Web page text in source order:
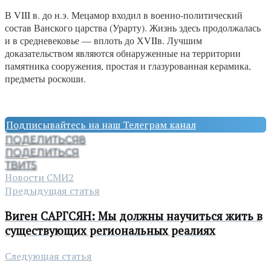
В VIII в. до н.э. Мецамор входил в военно-политический
состав Ванского царства (Урарту). Жизнь здесь продолжалась
и в средневековье — вплоть до ХVIIв. Лучшим
доказательством являются обнаруженные на территории
памятника сооружения, простая и глазурованная керамика,
предметы роскоши.
Подписывайтесь на наш Телеграм канал
ПОДЕЛИТЬСЯ8
ПОДЕЛИТЬСЯ
ТВИТ5
Новости СМИ2
Предыдущая статья
Виген САРГСЯН: Мы должны научиться жить в
существующих региональных реалиях
Следующая статья